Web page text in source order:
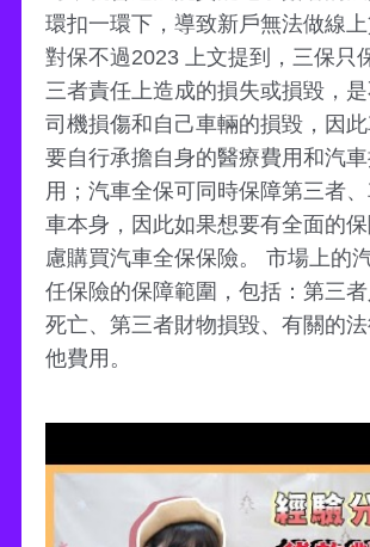
環扣一環下，導致新戶無法做線
對保不過2023 上文提到，三保只
三者責任上造成的損失或損毀，
司機損傷和自己車輛的損毀，因
要自行承擔自身的醫療費用和汽
用；汽車全保可同時保障第三者
車本身，因此如果想要有全面的
慮購買汽車全保保險。 市場上的
任保險的保障範圍，包括：第三
死亡、第三者財物損毀、有關的
他費用。